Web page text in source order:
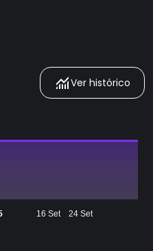
Ver histórico
16 Set 24 Set